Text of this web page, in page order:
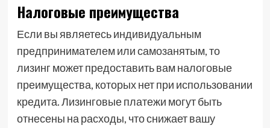
Налоговые преимущества
Если вы являетесь индивидуальным
предпринимателем или самозанятым, то
лизинг может предоставить вам налоговые
преимущества, которых нет при использовании
кредита. Лизинговые платежи могут быть
отнесены на расходы, что снижает вашу